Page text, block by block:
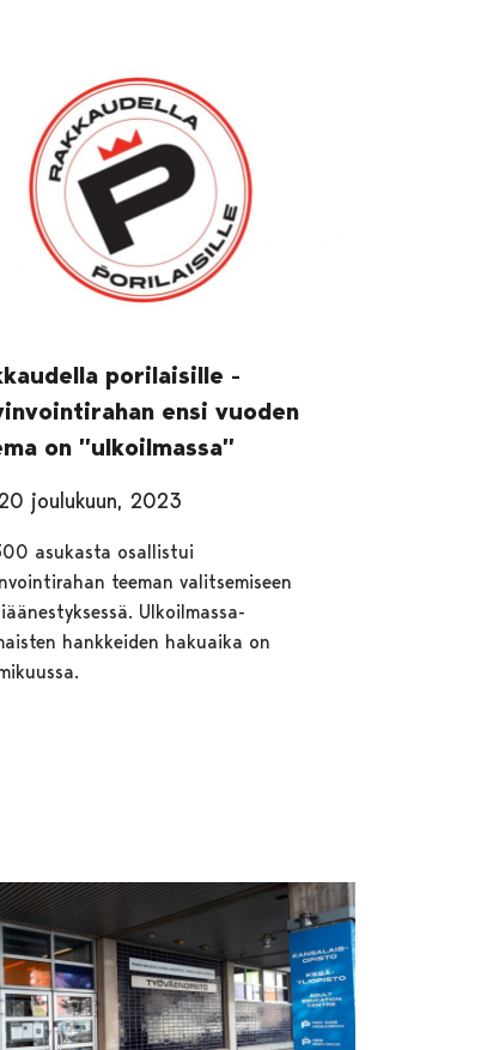
porilaisille -
ensi vuoden
on ”ulkoilmassa”
20 joulukuun, 2023
asukasta osallistui
teeman valitsemiseen
Ulkoilmassa-
hankkeiden hakuaika on